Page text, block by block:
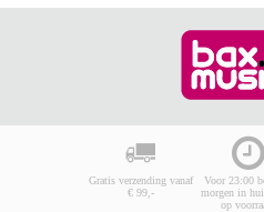
Gratis verzending vanaf
€ 99,-
Voor 23:00
morgen in
op